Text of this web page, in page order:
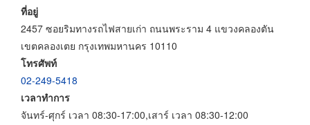
ที่อยู่
2457 ซอยริมทางรถไฟสายเก่า ถนนพระราม 4 แขวงคลองตัน
เขตคลองเตย กรุงเทพมหานคร 10110
โทรศัพท์
02-249-5418
เวลาทำการ
จันทร์-ศุกร์ เวลา 08:30-17:00,เสาร์ เวลา 08:30-12:00